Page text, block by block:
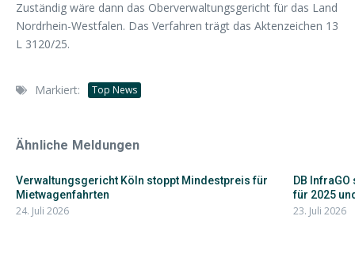
Zuständig wäre dann das Oberverwaltungsgericht für das Land
Nordrhein-Westfalen. Das Verfahren trägt das Aktenzeichen 13
L 3120/25.
Markiert: Top News
Ähnliche Meldungen
Verwaltungsgericht Köln stoppt Mindestpreis für
Mietwagenfahrten
24. Juli 2026
DB
für 2025
23. Juli 2026